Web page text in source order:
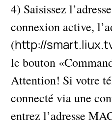
4) Saisissez
connexion active,
(http://
le bouton
Attention! Si votre
connecté via une
entrez l’adresse